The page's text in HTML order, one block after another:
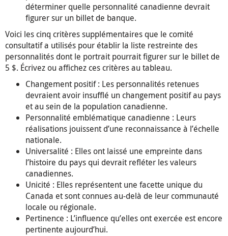
déterminer quelle personnalité canadienne devrait
figurer sur un billet de banque.
Voici les cinq critères supplémentaires que le comité
consultatif a utilisés pour établir la liste restreinte des
personnalités dont le portrait pourrait figurer sur le billet de
5 $. Écrivez ou affichez ces critères au tableau.
Changement positif : Les personnalités retenues
devraient avoir insufflé un changement positif au pays
et au sein de la population canadienne.
Personnalité emblématique canadienne : Leurs
réalisations jouissent d’une reconnaissance à l’échelle
nationale.
Universalité : Elles ont laissé une empreinte dans
l’histoire du pays qui devrait refléter les valeurs
canadiennes.
Unicité : Elles représentent une facette unique du
Canada et sont connues au-delà de leur communauté
locale ou régionale.
Pertinence : L’influence qu’elles ont exercée est encore
pertinente aujourd’hui.